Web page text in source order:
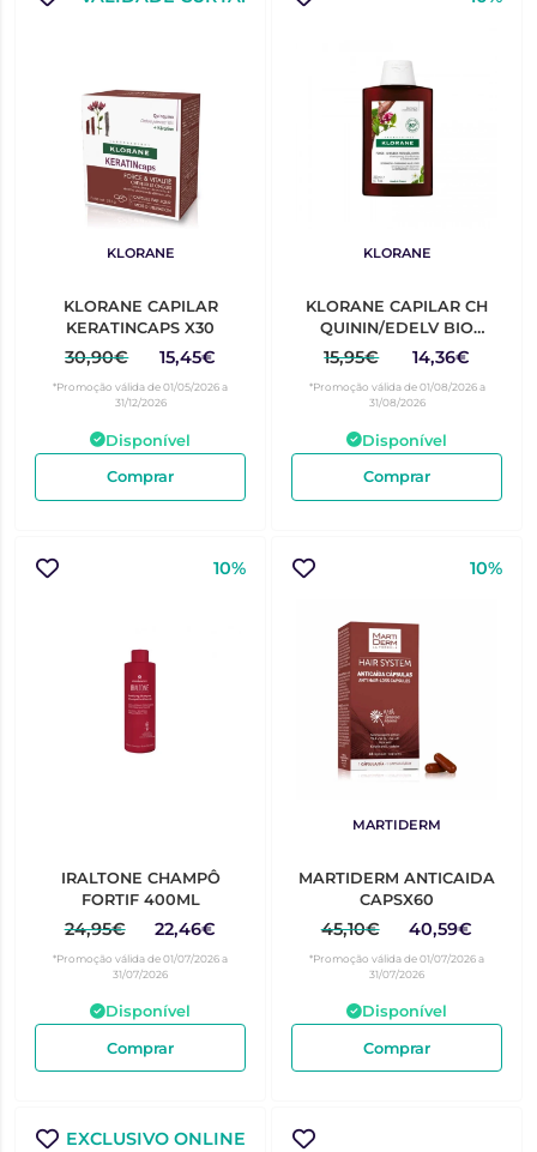
KLORANE
KLORANE CAPILAR
KERATINCAPS X30
30,90€ 15,45€
*Promoção válida de 01/05/2026 a
31/12/2026
Disponível
Comprar
KLORANE
KLORANE CAPILAR CH
QUININ/EDELV BIO
200ML
15,95€ 14,36€
*Promoção válida de 01/08/2026 a
31/08/2026
Disponível
Comprar
10%
IRALTONE CHAMPÔ
FORTIF 400ML
24,95€ 22,46€
*Promoção válida de 01/07/2026 a
31/07/2026
Disponível
Comprar
10%
MARTIDERM
MARTIDERM ANTICAIDA
CAPSX60
45,10€ 40,59€
*Promoção válida de 01/07/2026 a
31/07/2026
Disponível
Comprar
EXCLUSIVO ONLINE